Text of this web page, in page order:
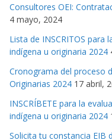
Consultores OEI:
4 mayo, 2024
Lista de INSCRITOS para
indígena u originaria 2024
Cronograma del proceso
Originarias 2024 17 abril,
INSCRÍBETE para la
indígena u originaria 2024
Solicita tu constancia EIB